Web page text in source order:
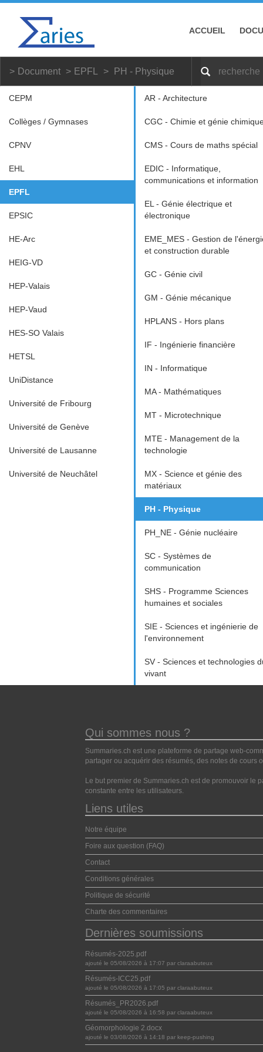
ACCUEIL
Document EPFL PH - Physique
CEPM
Collèges / Gymnases
CPNV
EHL
EPFL
EPSIC
HE-Arc
HEIG-VD
HEP-Valais
HEP-Vaud
HES-SO Valais
HETSL
UniDistance
Université de Fribourg
Université de Genève
Université de Lausanne
Université de Neuchâtel
AR - Architecture
CGC - Chimie et génie
CMS - Cours de maths spécial
EDIC - Informatique,
communications et information
EL - Génie électrique et
électronique
EME_MES - Gestion de
et construction durable
GC - Génie civil
GM - Génie mécanique
HPLANS - Hors plans
IF - Ingénierie financière
IN - Informatique
MA - Mathématiques
MT - Microtechnique
MTE - Management de la
technologie
MX - Science et génie des
matériaux
PH - Physique
PH_NE - Génie nucléaire
SC - Systèmes de
communication
SHS - Programme Sciences
humaines et sociales
SIE - Sciences et ingénierie de
l'environnement
SV - Sciences et technologies
vivant
Qui sommes nous ?
Summaries.ch est une plateforme de partage web-
partager ou acquérir des résumés, des notes de cours
Le but premier de Summaries.ch est de promouvoir le
constante entre les utilisateurs.
Liens utiles
Notre équipe
Foire aux question (FAQ)
Contact
Conditions générales
Politique de sécurité
Charte des commentaires
Dernières soumissions
Résumés-2025.pdf
ajouté le 05/08/2026 à 17:07 par claraabuteux
Résumés-ICC25.pdf
ajouté le 05/08/2026 à 17:05 par claraabuteux
Résumés_PR2026.pdf
ajouté le 05/08/2026 à 16:58 par claraabuteux
Géomorphologie 2.docx
ajouté le 03/08/2026 à 14:18 par keep-pushing